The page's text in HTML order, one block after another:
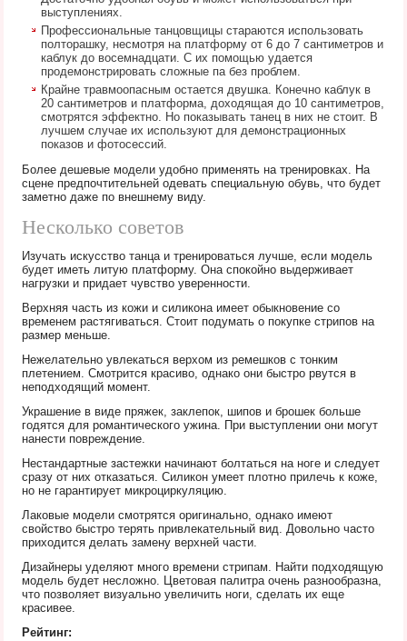
выступлениях.
Профессиональные танцовщицы стараются использовать
полторашку, несмотря на платформу от 6 до 7 сантиметров и
каблук до восемнадцати. С их помощью удается
продемонстрировать сложные па без проблем.
Крайне травмоопасным остается двушка. Конечно каблук в
20 сантиметров и платформа, доходящая до 10 сантиметров,
смотрятся эффектно. Но показывать танец в них не стоит. В
лучшем случае их используют для демонстрационных
показов и фотосессий.
Более дешевые модели удобно применять на тренировках. На
сцене предпочтительней одевать специальную обувь, что будет
заметно даже по внешнему виду.
Несколько советов
Изучать искусство танца и тренироваться лучше, если модель
будет иметь литую платформу. Она спокойно выдерживает
нагрузки и придает чувство уверенности.
Верхняя часть из кожи и силикона имеет обыкновение со
временем растягиваться. Стоит подумать о покупке стрипов на
размер меньше.
Нежелательно увлекаться верхом из ремешков с тонким
плетением. Смотрится красиво, однако они быстро рвутся в
неподходящий момент.
Украшение в виде пряжек, заклепок, шипов и брошек больше
годятся для романтического ужина. При выступлении они могут
нанести повреждение.
Нестандартные застежки начинают болтаться на ноге и следует
сразу от них отказаться. Силикон умеет плотно прилечь к коже,
но не гарантирует микроциркуляцию.
Лаковые модели смотрятся оригинально, однако имеют
свойство быстро терять привлекательный вид. Довольно часто
приходится делать замену верхней части.
Дизайнеры уделяют много времени стрипам. Найти подходящую
модель будет несложно. Цветовая палитра очень разнообразна,
что позволяет визуально увеличить ноги, сделать их еще
красивее.
Рейтинг: